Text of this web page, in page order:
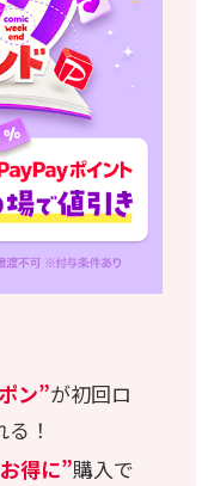
ン”が初回ロ
！
得に”購入で